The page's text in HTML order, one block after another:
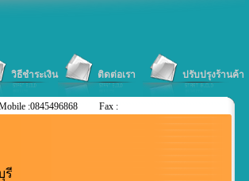
วิธีชำระเงิน ติดต่อเรา ปรับปรุงร้านค้า
:0845496868 Fax :
รี